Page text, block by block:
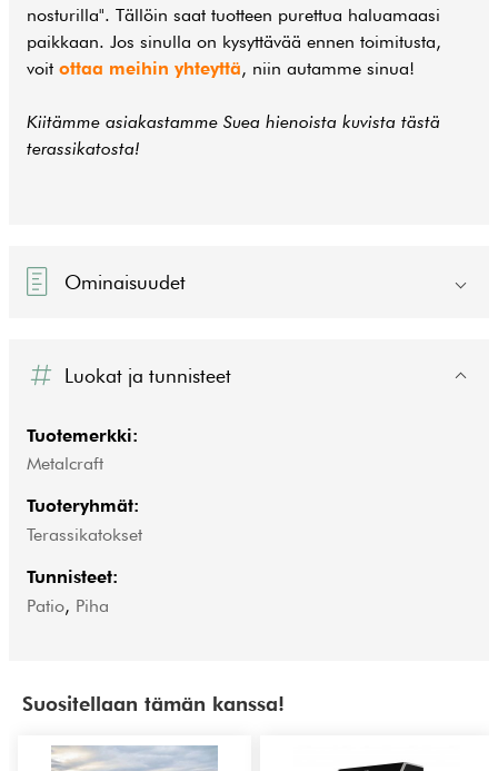
nosturilla". Tällöin saat tuotteen purettua haluamaasi
paikkaan. Jos sinulla on kysyttävää ennen toimitusta,
voit ottaa meihin yhteyttä, niin autamme sinua!
Kiitämme asiakastamme Suea hienoista kuvista tästä
terassikatosta!
Ominaisuudet
Luokat ja tunnisteet
Tuotemerkki:
Metalcraft
Tuoteryhmät:
Terassikatokset
Tunnisteet:
Patio, Piha
Suositellaan tämän kanssa!